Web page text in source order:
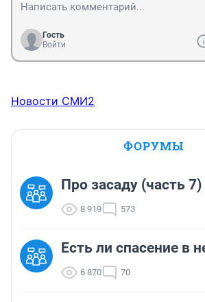
Гость
Войти
Новости СМИ2
ФОРУМЫ
Про засаду (часть 7)
8 919 573
Есть ли спасение в
6 870 70